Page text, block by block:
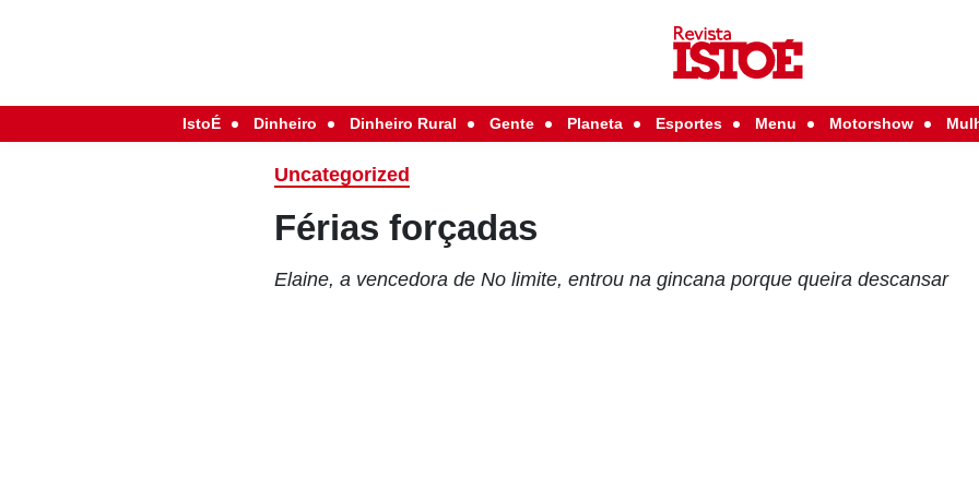
IstoÉ Dinheiro Dinheiro Rural Gente Planeta Esportes Menu Motorshow
Uncategorized
Férias forçadas
Elaine, a vencedora de No limite, entrou na gincana porque queira descansar